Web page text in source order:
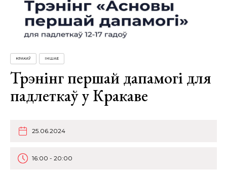
КРАКАЎ ІНШАЕ
Трэнінг першай дапамогі для
падлеткаў у Кракаве
25.06.2024
16:00 - 20:00